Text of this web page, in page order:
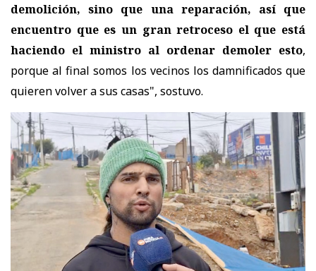
demolición, sino que una reparación, así que
encuentro que es un gran retroceso el que está
haciendo el ministro al ordenar demoler esto,
porque al final somos los vecinos los damnificados que
quieren volver a sus casas", sostuvo.